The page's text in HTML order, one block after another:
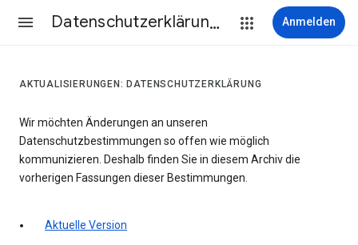
Datenschutzerklärung & Nutzungsbedingungen Anmelden
AKTUALISIERUNGEN: DATENSCHUTZERKLÄRUNG
Wir möchten Änderungen an unseren
Datenschutzbestimmungen so offen wie möglich
kommunizieren. Deshalb finden Sie in diesem Archiv die
vorherigen Fassungen dieser Bestimmungen.
Aktuelle Version